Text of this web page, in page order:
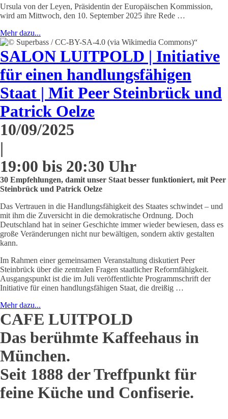
Ursula von der Leyen, Präsidentin der Europäischen Kommission,
wird am Mittwoch, den 10. September 2025 ihre Rede …
Mehr dazu...
SALON LUITPOLD | Initiative
für einen handlungsfähigen
Staat | Mit Peer Steinbrück und
Patrick Oelze
10/09/2025
|
19:00 bis 20:30 Uhr
30 Empfehlungen, damit unser Staat besser funktioniert, mit Peer
Steinbrück und Patrick Oelze
Das Vertrauen in die Handlungsfähigkeit des Staates schwindet – und
mit ihm die Zuversicht in die demokratische Ordnung. Doch
Deutschland hat in seiner Geschichte immer wieder bewiesen, dass es
große Veränderungen nicht nur bewältigen, sondern aktiv gestalten
kann.
Im Rahmen einer gemeinsamen Veranstaltung diskutiert Peer
Steinbrück über die zentralen Fragen staatlicher Reformfähigkeit.
Ausgangspunkt ist die im Juli veröffentlichte Programmschrift der
Initiative für einen handlungsfähigen Staat, die dreißig …
Mehr dazu...
CAFE LUITPOLD
Das berühmte Kaffeehaus in
München.
Seit 1888 der Treffpunkt für
feine Küche und Confiserie.